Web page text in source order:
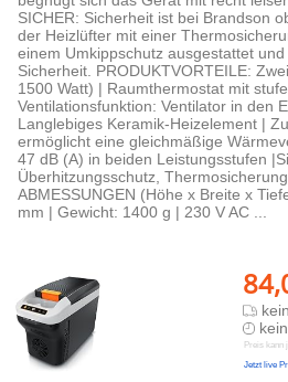
SICHER: Sicherheit ist bei Brandson
der Heizlüfter mit einer
einem Umkippschutz ausgestattet
Sicherheit. PRODUKTVORTEILE:
1500 Watt) | Raumthermostat mit
Ventilationsfunktion: Ventilator in den
Langlebiges Keramik-Heizelement |
ermöglicht eine gleichmäßige
47 dB (A) in beiden Leistungsstufen
Überhitzungsschutz,
ABMESSUNGEN (Höhe x Breite x
mm | Gewicht: 1400 g | 230 V AC ...
Preis kann
Jetzt live